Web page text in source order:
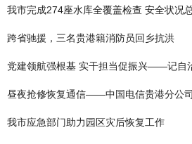
我市完成274座水库全覆盖检查 安全状况
跨省驰援，三名贵港籍消防员回乡抗洪
党建领航强根基 实干担当促振兴——记自
昼夜抢修恢复通信——中国电信贵港分公
我市应急部门助力园区灾后恢复工作